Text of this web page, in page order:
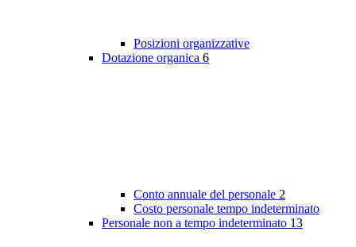
Posizioni organizzative
Dotazione organica 6
Conto annuale del personale 2
Costo personale tempo indeterminato
Personale non a tempo indeterminato 13